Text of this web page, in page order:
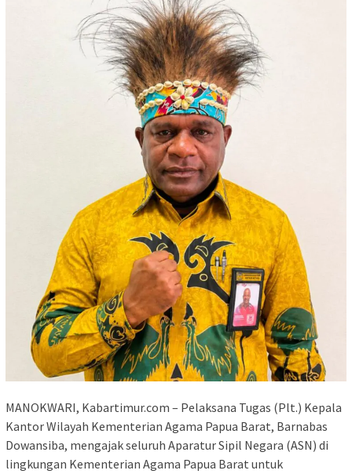
MANOKWARI, Kabartimur.com – Pelaksana Tugas (Plt.) Kepala
Kantor Wilayah Kementerian Agama Papua Barat, Barnabas
Dowansiba, mengajak seluruh Aparatur Sipil Negara (ASN) di
lingkungan Kementerian Agama Papua Barat untuk